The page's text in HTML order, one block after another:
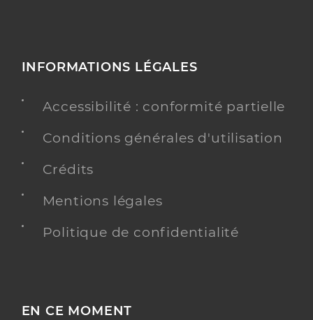
INFORMATIONS LÉGALES
Accessibilité : conformité partielle
Conditions générales d'utilisation
Crédits
Mentions légales
Politique de confidentialité
EN CE MOMENT